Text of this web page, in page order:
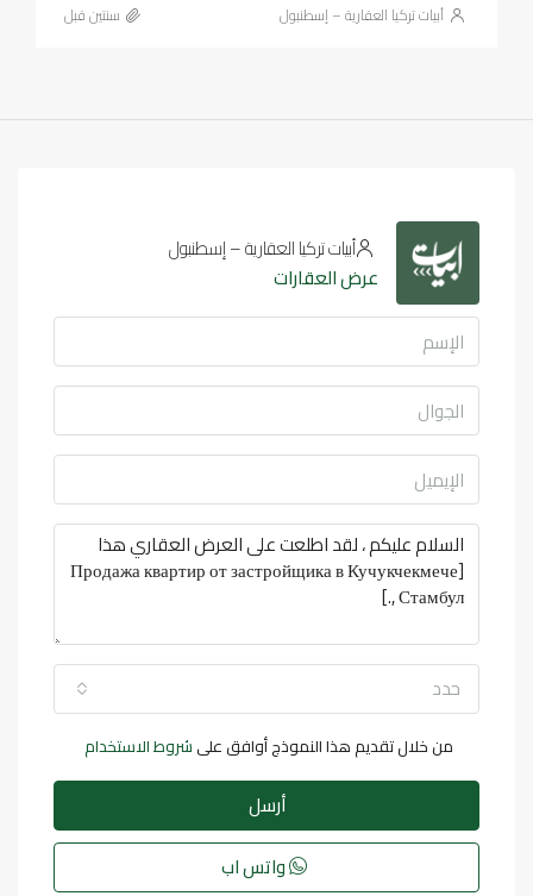
أبيات تركيا العقارية – إسطنبول ‏سنتين قبل
أبيات تركيا العقارية – إسطنبول
عرض العقارات
حدد
من خلال تقديم هذا النموذج أوافق على شروط الاستخدام
أرسل
واتس اب